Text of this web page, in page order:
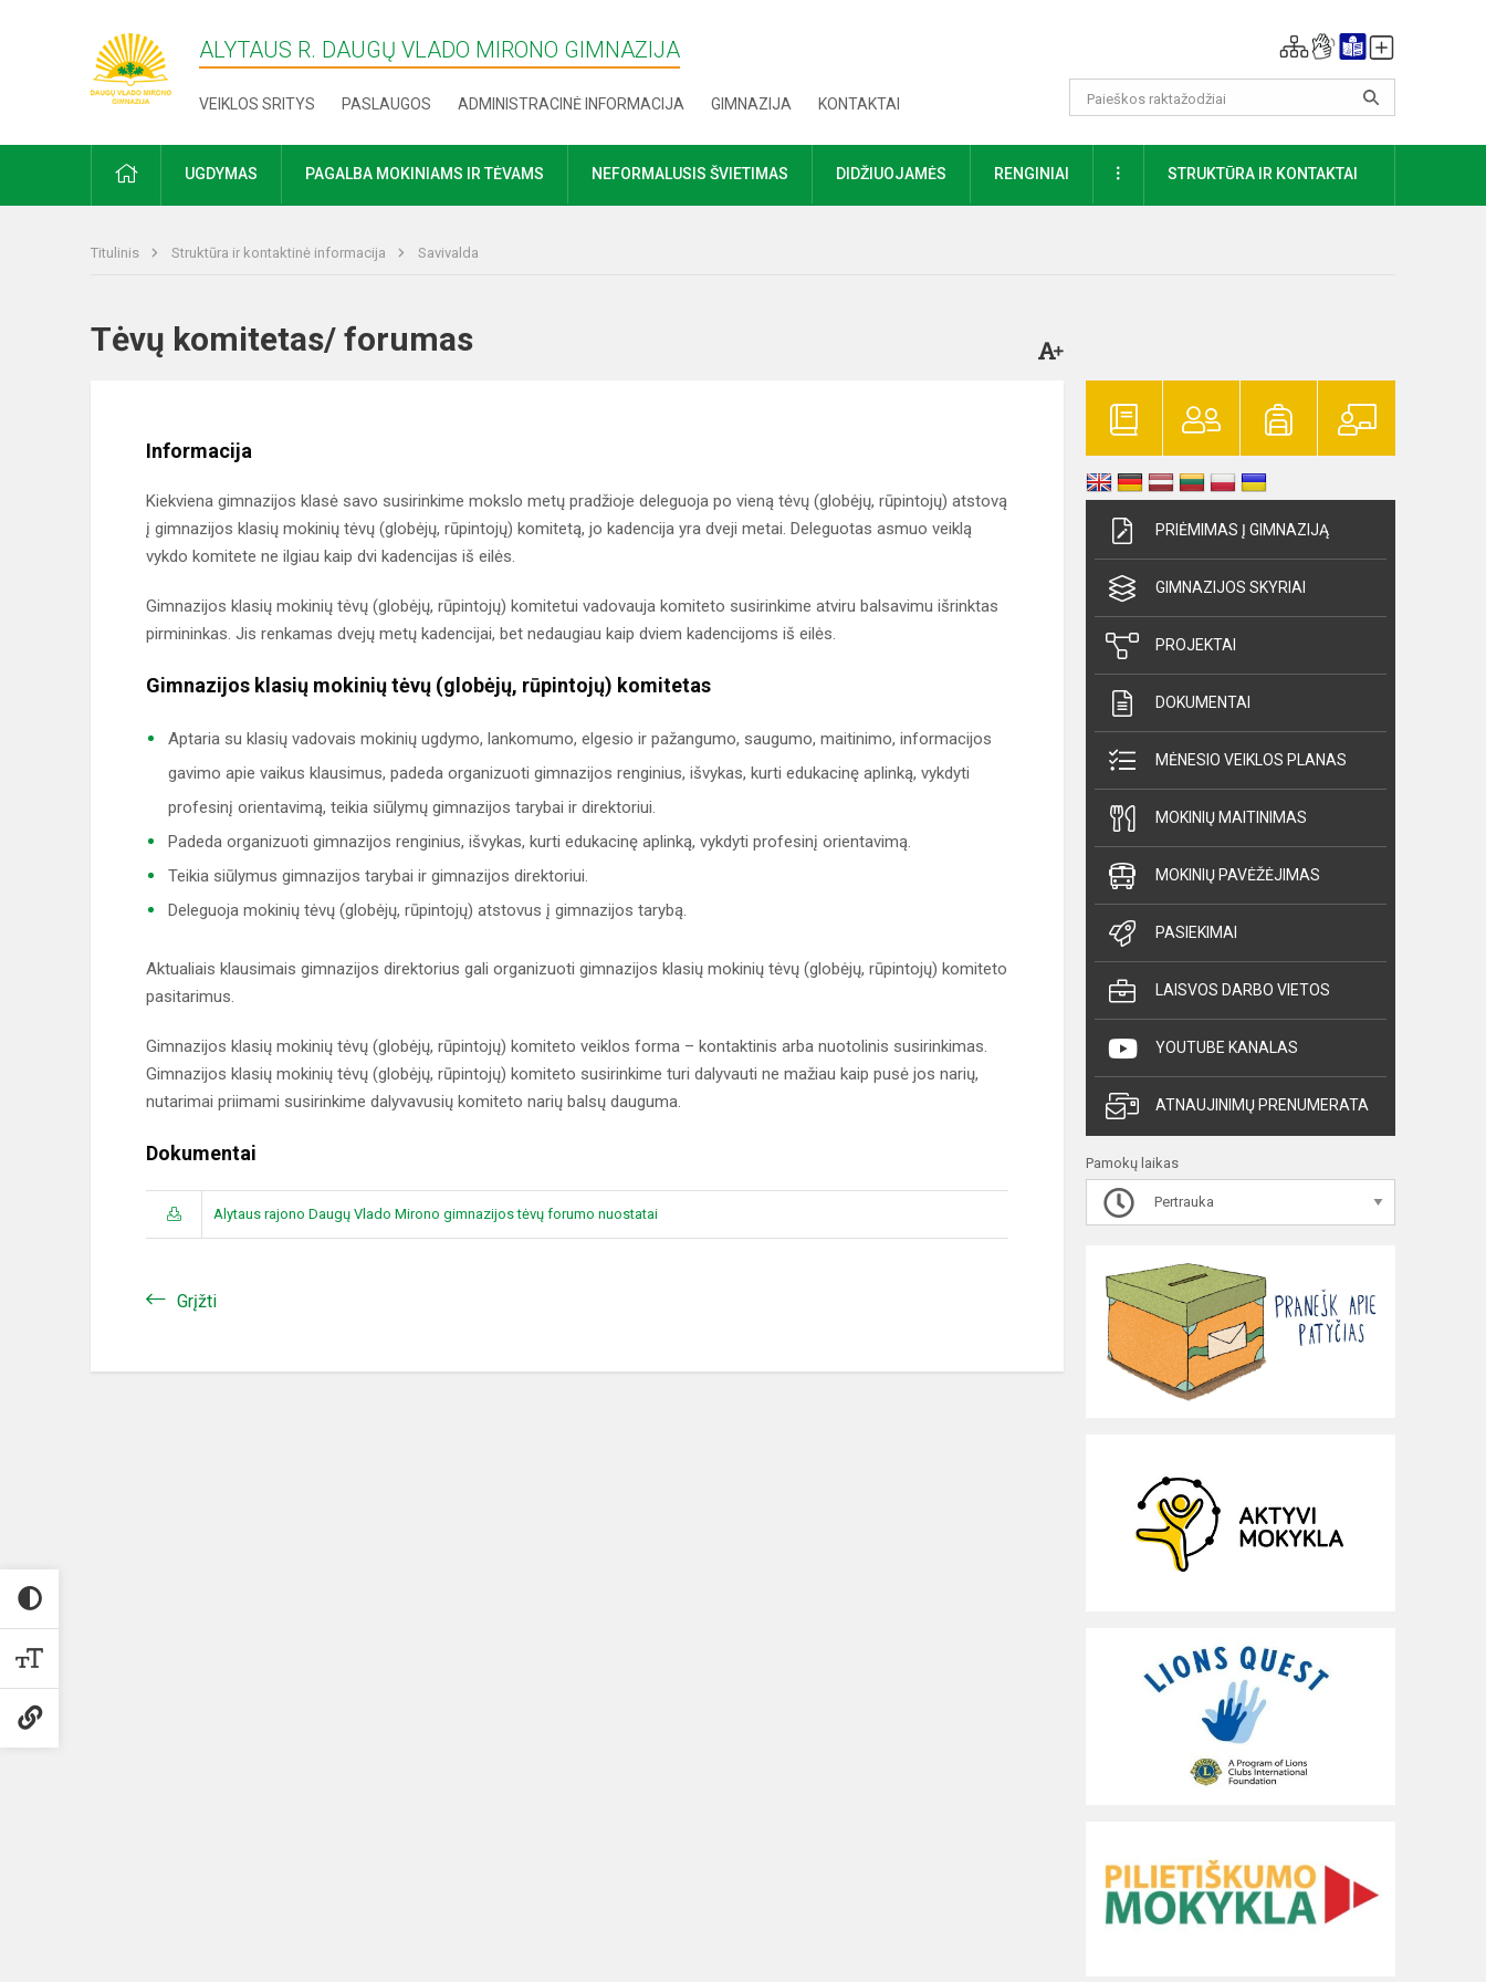
ALYTAUS R. DAUGŲ VLADO MIRONO GIMNAZIJA
VEIKLOS SRITYS PASLAUGOS ADMINISTRACINĖ INFORMACIJA GIMNAZIJA KONTAKTAI
PRADŽIAUGDYMAS PAGALBA MOKINIAMS IR TĖVAMS NEFORMALUSIS ŠVIETIMAS DIDŽIUOJAMĖS RENGINIAI DAUGIAUSTRUKTŪRA IR KONTAKTAI
Titulinis Struktūra ir kontaktinė informacija Savivalda
Tėvų komitetas/ forumas
Informacija
Kiekviena gimnazijos klasė savo susirinkime mokslo metų pradžioje deleguoja po vieną tėvų (globėjų, rūpintojų) atstovą
į gimnazijos klasių mokinių tėvų (globėjų, rūpintojų) komitetą, jo kadencija yra dveji metai. Deleguotas asmuo veiklą
vykdo komitete ne ilgiau kaip dvi kadencijas iš eilės.
Gimnazijos klasių mokinių tėvų (globėjų, rūpintojų) komitetui vadovauja komiteto susirinkime atviru balsavimu išrinktas
pirmininkas. Jis renkamas dvejų metų kadencijai, bet nedaugiau kaip dviem kadencijoms iš eilės.
Gimnazijos klasių mokinių tėvų (globėjų, rūpintojų) komitetas
Aptaria su klasių vadovais mokinių ugdymo, lankomumo, elgesio ir pažangumo, saugumo, maitinimo, informacijos
gavimo apie vaikus klausimus, padeda organizuoti gimnazijos renginius, išvykas, kurti edukacinę aplinką, vykdyti
profesinį orientavimą, teikia siūlymų gimnazijos tarybai ir direktoriui.
Padeda organizuoti gimnazijos renginius, išvykas, kurti edukacinę aplinką, vykdyti profesinį orientavimą.
Teikia siūlymus gimnazijos tarybai ir gimnazijos direktoriui.
Deleguoja mokinių tėvų (globėjų, rūpintojų) atstovus į gimnazijos tarybą.
Aktualiais klausimais gimnazijos direktorius gali organizuoti gimnazijos klasių mokinių tėvų (globėjų, rūpintojų) komiteto
pasitarimus.
Gimnazijos klasių mokinių tėvų (globėjų, rūpintojų) komiteto veiklos forma – kontaktinis arba nuotolinis susirinkimas.
Gimnazijos klasių mokinių tėvų (globėjų, rūpintojų) komiteto susirinkime turi dalyvauti ne mažiau kaip pusė jos narių,
nutarimai priimami susirinkime dalyvavusių komiteto narių balsų dauguma.
Dokumentai
Alytaus rajono Daugų Vlado Mirono gimnazijos tėvų forumo nuostatai
Grįžti
PRIĖMIMAS Į GIMNAZIJĄ
GIMNAZIJOS SKYRIAI
PROJEKTAI
DOKUMENTAI
MĖNESIO VEIKLOS PLANAS
MOKINIŲ MAITINIMAS
MOKINIŲ PAVĖŽĖJIMAS
PASIEKIMAI
LAISVOS DARBO VIETOS
YOUTUBE KANALAS
ATNAUJINIMŲ PRENUMERATA
Pamokų laikas
Pertrauka